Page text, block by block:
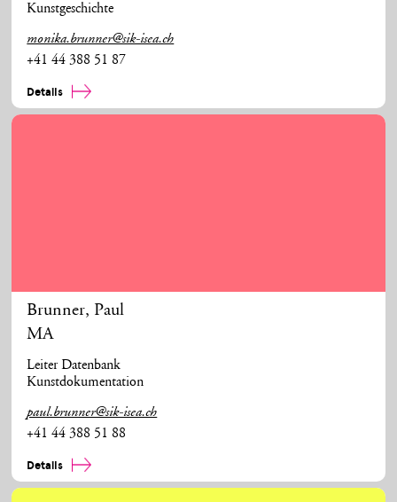
Kunstgeschichte
monika.brunner@sik-isea.ch
+41 44 388 51 87
Details
Brunner, Paul
MA
Leiter Datenbank
Kunstdokumentation
paul.brunner@sik-isea.ch
+41 44 388 51 88
Details